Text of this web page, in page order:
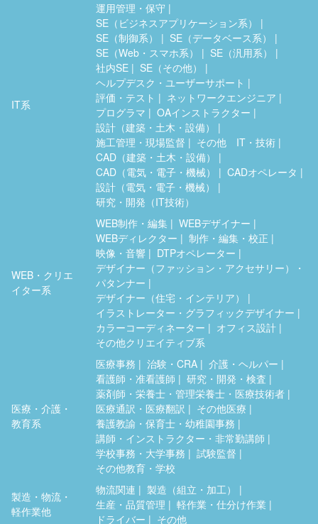
IT系
運用管理・保守
SE（ビジネスアプリケーション系）
SE（制御系）
SE（データベース系）
SE（Web・スマホ系）
SE（汎用系）
社内SE
SE（その他）
ヘルプデスク・ユーザーサポート
評価・テスト
ネットワークエンジニア
プログラマ
OAインストラクター
設計（建築・土木・設備）
施工管理・現場監督
その他 IT・技術
CAD（建築・土木・設備）
CAD（電気・電子・機械）
CADオペレータ
設計（電気・電子・機械）
研究・開発（IT技術）
WEB・クリエ
イター系
WEB制作・編集
WEBデザイナー
WEBディレクター
制作・編集・校正
映像・音響
DTPオペレーター
デザイナー（ファッション・アクセサリー）・
パタンナー
デザイナー（住宅・インテリア）
イラストレーター・グラフィックデザイナー
カラーコーディネーター
オフィス設計
その他クリエイティブ系
医療・介護・
教育系
医療事務 治験・CRA
介護・ヘルパー
看護師・准看護師
研究・開発・検査
薬剤師・栄養士・管理栄養士・医療技術者
医療通訳・医療翻訳
その他医療
養護教諭・保育士・幼稚園事務
講師・インストラクター・非常勤講師
学校事務・大学事務
試験監督
その他教育・学校
製造・物流・
軽作業他
物流関連
製造（組立・加工）
生産・品質管理
軽作業・仕分け作業
ドライバー
その他